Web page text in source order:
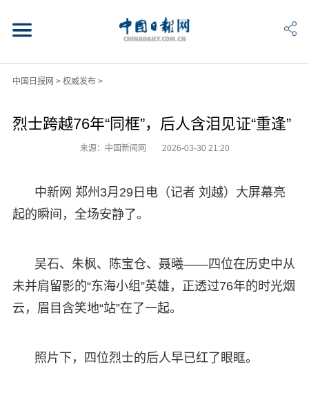
中国日报网 > 权威发布>
烈士跨越76年“同框”，后人含泪见证“重逢”
来源：中国新闻网 2026-03-30 21:20
中新网 郑州3月29日电（记者 刘越）大屏幕亮
起的瞬间，全场安静了。
吴石、朱枫、陈宝仓、聂曦——四位在历史中从
未并肩留影的“东海小组”英雄，正透过76年的时光烟
云，眉目含笑地“站”在了一起。
照片下，四位烈士的后人早已红了眼眶。